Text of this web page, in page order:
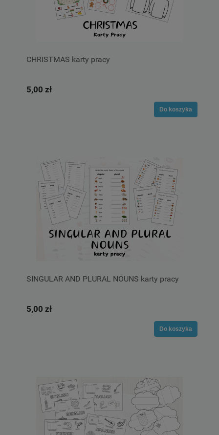
CHRISTMAS karty pracy
5,00 zł
Do koszyka
SINGULAR AND PLURAL NOUNS karty pracy
5,00 zł
Do koszyka